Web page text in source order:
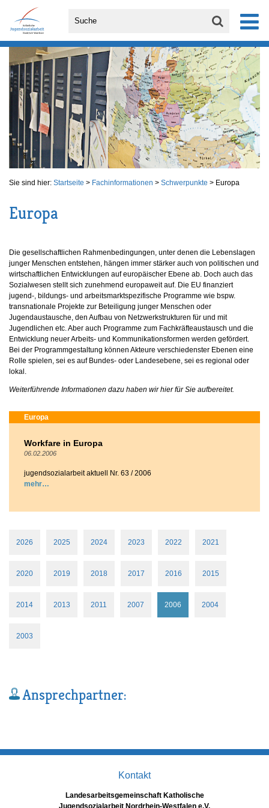
Sie sind hier: Startseite > Fachinformationen > Schwerpunkte > Europa
Europa
Die gesellschaftlichen Rahmenbedingungen, unter denen die Lebenslagen
junger Menschen entstehen, hängen immer stärker auch von politischen und
wirtschaftlichen Entwicklungen auf europäischer Ebene ab. Doch auch das
Sozialwesen stellt sich zunehmend europaweit auf. Die EU finanziert
jugend-, bildungs- und arbeitsmarktspezifische Programme wie bspw.
transnationale Projekte zur Beteiligung junger Menschen oder
Jugendaustausche, den Aufbau von Netzwerkstrukturen für und mit
Jugendlichen etc. Aber auch Programme zum Fachkräfteaustausch und die
Entwicklung neuer Arbeits- und Kommunikationsformen werden gefördert.
Bei der Programmgestaltung können Akteure verschiedenster Ebenen eine
Rolle spielen, sei es auf Bundes- oder Landesebene, sei es regional oder
lokal.
Weiterführende Informationen dazu haben wir hier für Sie aufbereitet.
Europa
Workfare in Europa
06.02.2006
jugendsozialarbeit aktuell Nr. 63 / 2006
mehr
2026 2025 2024 2023 2022 2021
2020 2019 2018 2017 2016 2015
2014 2013 2011 2007 2006 2004
2003
Ansprechpartner:
Kontakt
Landesarbeitsgemeinschaft Katholische
Jugendsozialarbeit Nordrhein-Westfalen e.V.